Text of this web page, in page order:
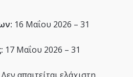
16 Μαΐου 2026 – 31
17 Μαΐου 2026 – 31